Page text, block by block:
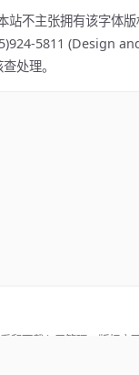
不主张拥有该字
5811 (Design
处理。
和下载入口管理。版权方